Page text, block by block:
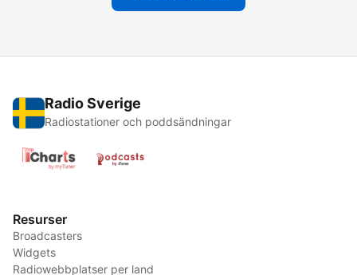
Radio Sverige
Radiostationer och poddsändningar
Resurser
Broadcasters
Widgets
Radiowebbplatser per land